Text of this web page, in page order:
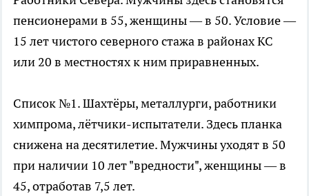
пенсионерами в 55, женщины — в 50. Условие —
15 лет чистого северного стажа в районах КС
или 20 в местностях к ним приравненных.
Список №1. Шахтёры, металлурги, работники
химпрома, лётчики-испытатели. Здесь планка
снижена на десятилетие. Мужчины уходят в 50
при наличии 10 лет "вредности", женщины — в
45, отработав 7,5 лет.